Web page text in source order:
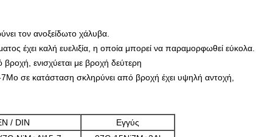
τον ανοξείδωτο χάλυβα.
έχει καλή ευελιξία, η οποία μπορεί να παραμορφωθεί εύκολα.
ενισχύεται με βροχή δεύτερη
σε κατάσταση σκληρύνει από βροχή έχει υψηλή αντοχή,
/ DIN
Εγγύς